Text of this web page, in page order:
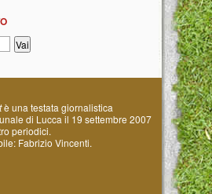
è una testata giornalistica
di Lucca il 19 settembre 2007
periodici.
Fabrizio Vincenti.